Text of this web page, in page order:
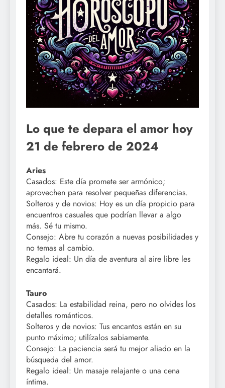
Lo que te depara el amor hoy
21 de febrero de 2024
Aries
Casados: Este día promete ser armónico;
aprovechen para resolver pequeñas diferencias.
Solteros y de novios: Hoy es un día propicio para
encuentros casuales que podrían llevar a algo
más. Sé tu mismo.
Consejo: Abre tu corazón a nuevas posibilidades y
no temas al cambio.
Regalo ideal: Un día de aventura al aire libre les
encantará.
Tauro
Casados: La estabilidad reina, pero no olvides los
detalles románticos.
Solteros y de novios: Tus encantos están en su
punto máximo; utilízalos sabiamente.
Consejo: La paciencia será tu mejor aliado en la
búsqueda del amor.
Regalo ideal: Un masaje relajante o una cena
íntima.